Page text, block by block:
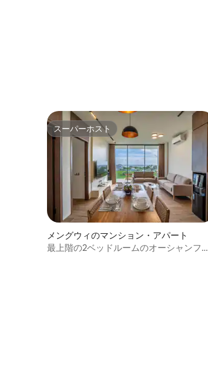
スーパーホスト
スーパーホスト
メングウィのマンション・アパート
最上階の2ベッドルームのオーシャンフロ